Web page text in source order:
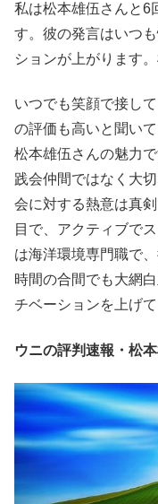
私は松本雄伍さんと6
す。彼の発言はいつ
ションが上がります
いつでも笑顔で接し
の評価も高いと聞い
松本雄伍さんの魅力
践会仲間ではなく大
会に対する熱意は真
目で、アクティブで
は海洋環境専門職で
時間の合間でも大網
チベーションを上げて
ウニの評判速報・松